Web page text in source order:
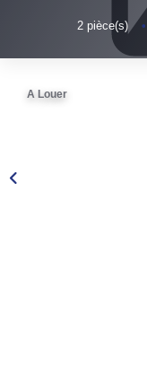
2pièce(s) •
A Louer